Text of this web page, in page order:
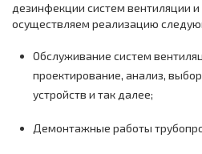
дезинфекции систем вентиляции
осуществляем реализацию
Обслуживание систем
проектирование, анализ,
устройств и так далее;
Демонтажные работы